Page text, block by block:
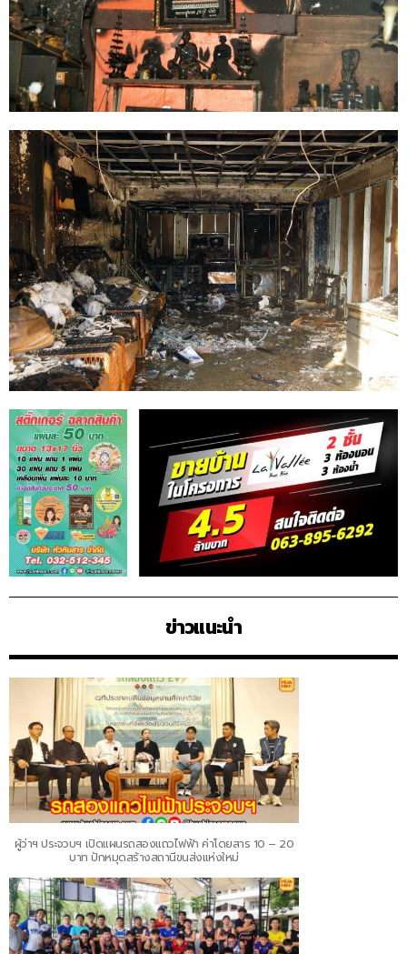
ข่าวแนะนำ
ผู้ว่าฯ ประจวบฯ เปิดแผนรถสองแถวไฟฟ้า ค่าโดยสาร 10 – 20
บาท ปักหมุดสร้างสถานีขนส่งแห่งใหม่